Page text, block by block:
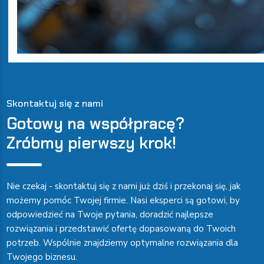
Skontaktuj się z nami
Gotowy na współpracę?
Zróbmy pierwszy krok!
Nie czekaj - skontaktuj się z nami już dziś i przekonaj się, jak
możemy pomóc Twojej firmie. Nasi eksperci są gotowi, by
odpowiedzieć na Twoje pytania, doradzić najlepsze
rozwiązania i przedstawić ofertę dopasowaną do Twoich
potrzeb. Wspólnie znajdziemy optymalne rozwiązania dla
Twojego biznesu.